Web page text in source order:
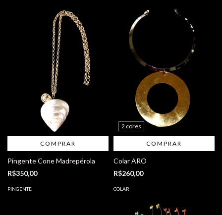
COMPRAR
Pingente Cone Madrepérola
R$350,00
PINGENTE
2 cores
COMPRAR
Colar ARO
R$260,00
COLAR